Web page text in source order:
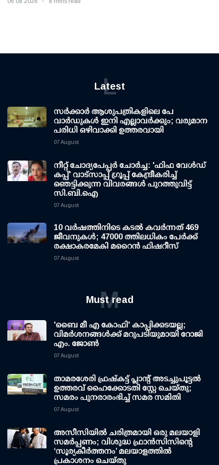
Latest
L
സര്‍ക്കാര്‍ ആശുപത്രികളിലെ പേ
വാര്‍ഡുകള്‍ ഇനി എല്ലാവര്‍ക്കും; വരുമാന
പരിധി ഒഴിവാക്കി ഉത്തരവായി
07 August
നീറ്റ് ചോദ്യപേപ്പര്‍ ചോര്‍ച്ച: 'ഫിഫ വേള്‍ഡ്
കപ്പ്' വാട്സാപ്പ് ഗ്രൂപ്പ് കേന്ദ്രീകരിച്ച്
ഞെട്ടിക്കുന്ന വിവരങ്ങള്‍ പുറത്തുവിട്ട്
സി.ബി.ഐ
07 August
10 വര്‍ഷത്തിനിടെ കടല്‍ കവര്‍ന്നത് 469
ജീവനുകള്‍; 47000 ത്തിലധികം പേര്‍ക്ക്
രക്ഷാകരമേകി മറൈന്‍ ഫിഷറീസ്
07 August
Must read
M
'ബൈ മീ എ കോഫി' കാപ്പിക്കടയല്ല;
വിമര്‍ശനങ്ങള്‍ക്ക് മറുപടിയുമായി റോജി
എം. ജോണ്‍
07 August
താമരശേരി ഫ്രഷ്കട്ട് പ്ലാന്റ് അടച്ചുപൂട്ടൽ
ഉത്തരവ് ഹൈക്കോടതി സ്റ്റേ ചെയ്തു;
സമരം പുനരാരംഭിച്ച് സമര സമിതി
07 August
അസീസിയിൽ ചരിത്രമായി ഒരു മലയാളി
സമർപ്പണം; വിശുദ്ധ ഫ്രാൻസിസിന്റെ
‘സൂര്യകീർത്തനം’ മലയാളത്തിൽ
പ്രകാശനം ചെയ്തു